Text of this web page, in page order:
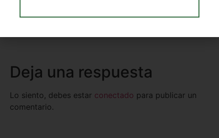
Deja una respuesta
Lo siento, debes estar conectado para publicar un
comentario.